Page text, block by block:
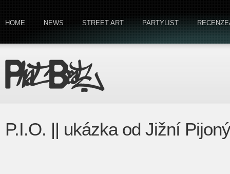
HOME NEWS STREET ART PARTYLIST
P.I.O. || ukázka od Jižní